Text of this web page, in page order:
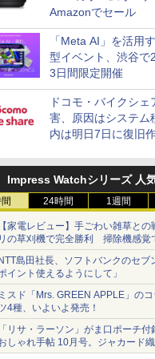
Amazonでセール
「Meta AI」を活用
型イベント、渋谷で
3日間限定開催
ドコモ・バイクシェ
害、原因はシステ
内は明日7日に復旧
Impress Watchシリーズ 人
24時間 1週間
家電レビュー】手ごわい雑草との
の草刈機で完全勝利 掃除機感覚
島田社長、ソフトバンクのセブ
イント使えるようにして」
スド「Mrs. GREEN APPLE」の
4種、いよいよ発売！
リサ・ラーソン」がま口ポーチ付
しゃれ手帖 10月号。ジャカード
イン